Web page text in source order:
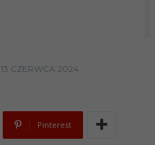
13 CZERWCA 2024
Pinterest